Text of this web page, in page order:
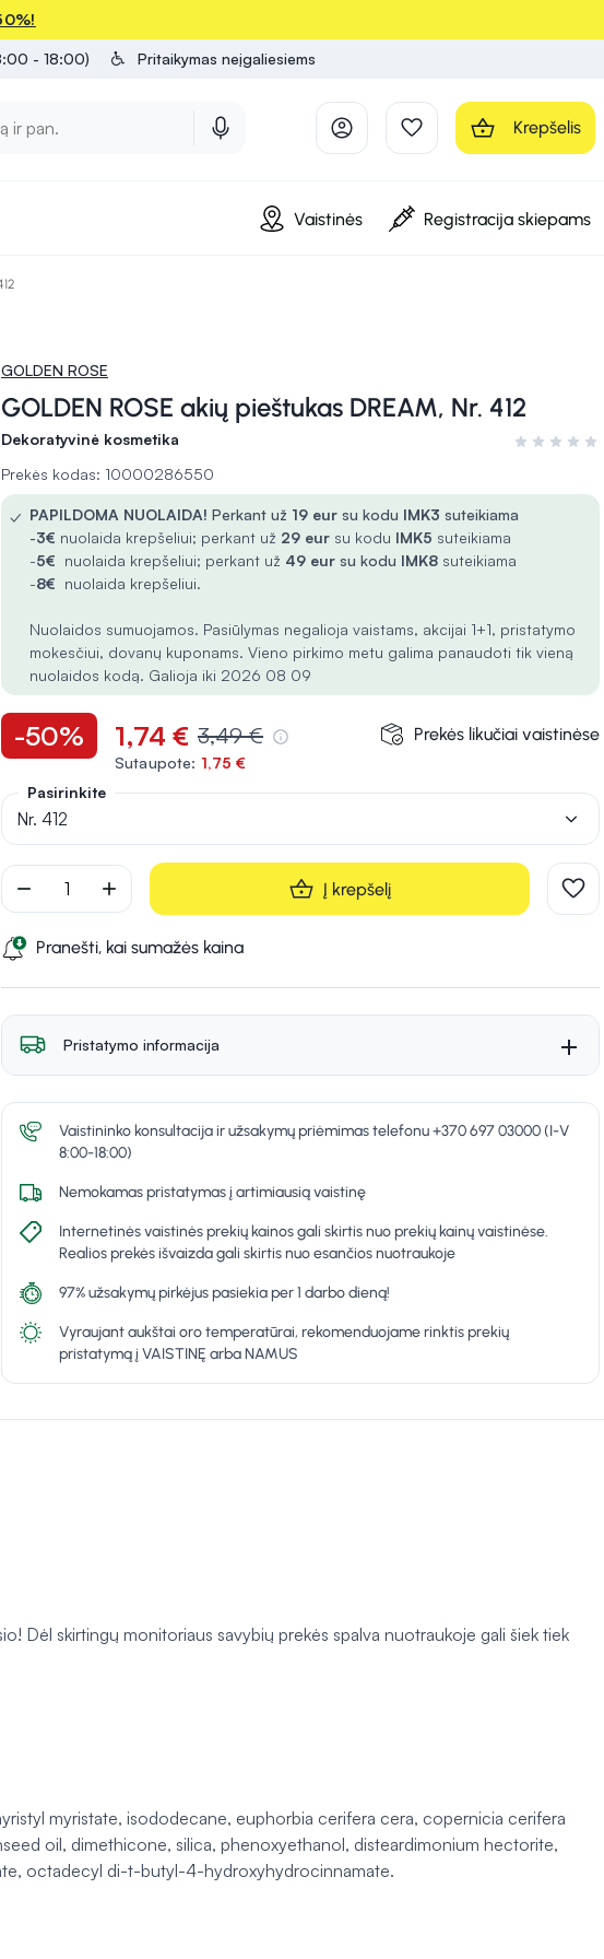
- 18:00) Pritaikymas neįgaliesiems
Krepšelis
Vaistinės Registracija skiepams
GOLDEN ROSE
GOLDEN ROSE akių pieštukas DREAM, Nr. 412
Dekoratyvinė kosmetika
Įvertinimas
Prekės kodas: 10000286550
✓ PAPILDOMA NUOLAIDA! Perkant už 19 eur su kodu IMK3 suteikiama
-3€ nuolaida krepšeliui; perkant už 29 eur su kodu IMK5 suteikiama
-5€ nuolaida krepšeliui; perkant už 49 eur su kodu IMK8 suteikiama
-8€ nuolaida krepšeliui.
Nuolaidos sumuojamos. Pasiūlymas negalioja vaistams, akcijai 1+1, pristatymo
mokesčiui, dovanų kuponams. Vieno pirkimo metu galima panaudoti tik vieną
nuolaidos kodą. Galioja iki 2026 08 09
-50% 1,74 € 3,49 €
Sutaupote: 1,75 €
Prekės likučiai vaistinėse
Pasirinkite
Nr. 412
remove add Į krepšelį
Pranešti, kai sumažės kaina
Pristatymo informacija
Vaistininko konsultacija ir užsakymų priėmimas telefonu +370 697 03000 (I-V
8:00-18:00)
Nemokamas pristatymas į artimiausią vaistinę
Internetinės vaistinės prekių kainos gali skirtis nuo prekių kainų vaistinėse.
Realios prekės išvaizda gali skirtis nuo esančios nuotraukoje
97% užsakymų pirkėjus pasiekia per 1 darbo dieną!
Vyraujant aukštai oro temperatūrai, rekomenduojame rinktis prekių
pristatymą į VAISTINĘ arba NAMUS
Dėl skirtingų monitoriaus savybių prekės spalva nuotraukoje gali šiek tiek
myristate, isododecane, euphorbia cerifera cera, copernicia cerifera
oil, dimethicone, silica, phenoxyethanol, disteardimonium hectorite,
octadecyl di-t-butyl-4-hydroxyhydrocinnamate.